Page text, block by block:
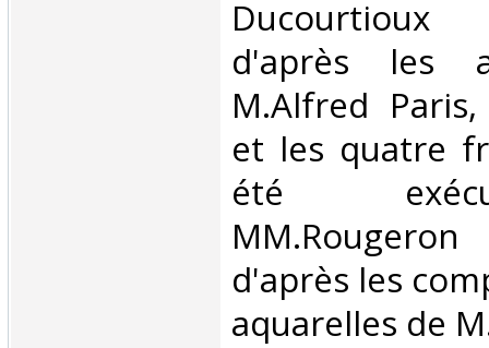
d'après les
M.Alfred
et les quatre
été
d'après les
aquarelles de